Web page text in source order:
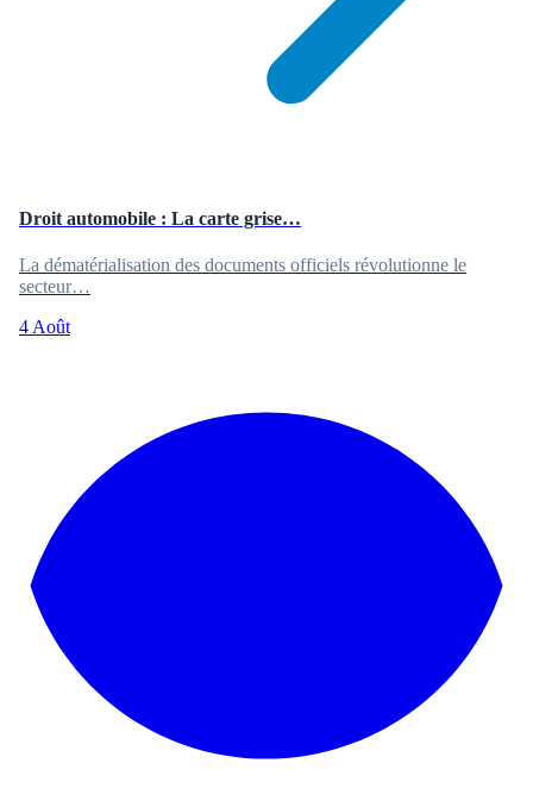
Droit automobile : La carte grise…
La dématérialisation des documents officiels révolutionne le
secteur…
4 Août